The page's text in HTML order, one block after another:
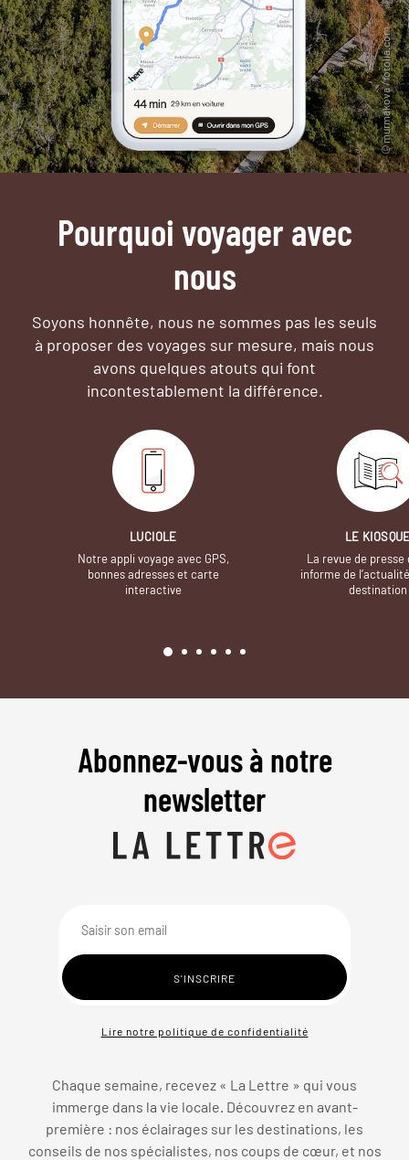
Pourquoi voyager avec
nous
Soyons honnête, nous ne sommes pas les seuls
à proposer des voyages sur mesure, mais nous
avons quelques atouts qui font
incontestablement la différence.
LUCIOLE
Notre appli voyage avec GPS,
bonnes adresses et carte
interactive
LE
La revue de presse
informe de
destination
Abonnez-vous à notre
newsletter
Lire notre politique de confidentialité
Chaque semaine, recevez « La Lettre » qui vous
immerge dans la vie locale. Découvrez en avant-
première : nos éclairages sur les destinations, les
conseils de nos spécialistes, nos coups de cœur, et nos